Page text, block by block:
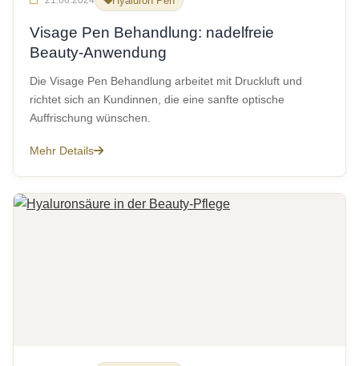
Visage Pen Behandlung: nadelfreie
Beauty-Anwendung
Die Visage Pen Behandlung arbeitet mit Druckluft und
richtet sich an Kundinnen, die eine sanfte optische
Auffrischung wünschen.
Mehr Details